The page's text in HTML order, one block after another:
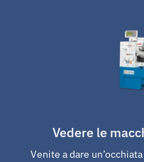
Vedere le
Venite a dare